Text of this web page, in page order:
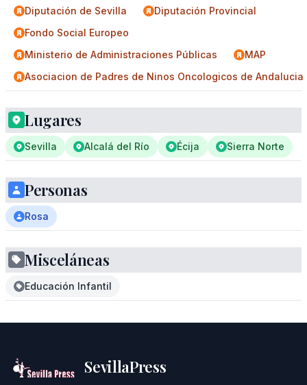
Diputación de Sevilla
Diputación Provincial
Fondo Social Europeo
Ministerio de Administraciones Públicas
MAP
Asociacion de Padres de Ninos Oncologicos de Andalucia 
Lugares
Sevilla Alcalá del Río Écija Sierra Norte
Personas
Rosa
Misceláneas
Educación Infantil
SevillaPress